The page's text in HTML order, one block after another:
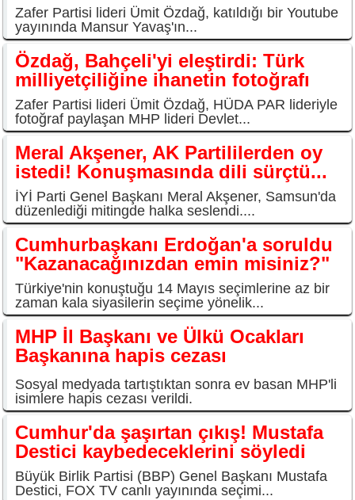
Zafer Partisi lideri Ümit Özdağ, katıldığı bir Youtube
yayınında Mansur Yavaş'ın...
Özdağ, Bahçeli'yi eleştirdi: Türk
milliyetçiliğine ihanetin fotoğrafı
Zafer Partisi lideri Ümit Özdağ, HÜDA PAR lideriyle
fotoğraf paylaşan MHP lideri Devlet...
Meral Akşener, AK Partililerden oy
istedi! Konuşmasında dili sürçtü...
İYİ Parti Genel Başkanı Meral Akşener, Samsun'da
düzenlediği mitingde halka seslendi....
Cumhurbaşkanı Erdoğan'a soruldu
"Kazanacağınızdan emin misiniz?"
Türkiye'nin konuştuğu 14 Mayıs seçimlerine az bir
zaman kala siyasilerin seçime yönelik...
MHP İl Başkanı ve Ülkü Ocakları
Başkanına hapis cezası
Sosyal medyada tartıştıktan sonra ev basan MHP'li
isimlere hapis cezası verildi.
Cumhur'da şaşırtan çıkış! Mustafa
Destici kaybedeceklerini söyledi
Büyük Birlik Partisi (BBP) Genel Başkanı Mustafa
Destici, FOX TV canlı yayınında seçimi...